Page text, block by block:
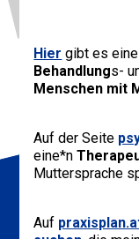
Hier gibt es
Behandlungs-
Menschen mit
Auf der Seite
eine*n
Muttersprache
Auf